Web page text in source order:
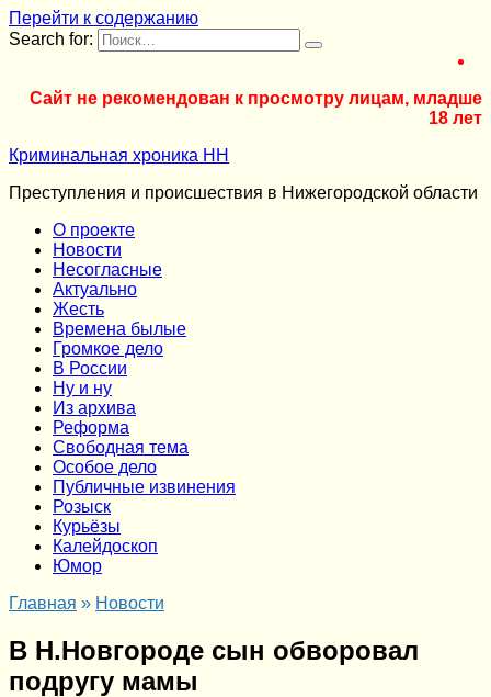
Перейти к содержанию
Search for:
Сайт не рекомендован к просмотру лицам, младше
18 лет
Криминальная хроника НН
Преступления и происшествия в Нижегородской области
О проекте
Новости
Несогласные
Актуально
Жесть
Времена былые
Громкое дело
В России
Ну и ну
Из архива
Реформа
Cвободная тема
Особое дело
Публичные извинения
Розыск
Курьёзы
Калейдоскоп
Юмор
Главная » Новости
В Н.Новгороде сын обворовал
подругу мамы